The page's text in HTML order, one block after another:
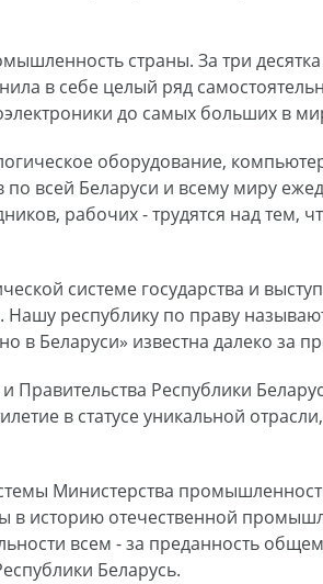
страны. За три
в себе целый ряд
до самых больших в
оборудование,
всей Беларуси и всему миру
рабочих - трудятся над
системе государства и
Нашу республику по праву
Беларуси» известна далеко за
Республики
в статусе уникальной
Министерства
историю отечественной
всем - за преданность
Беларусь.